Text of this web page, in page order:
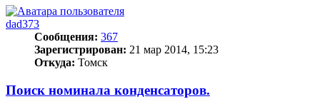
dad373
Сообщения: 367
Зарегистрирован: 21 мар 2014, 15:23
Откуда: Томск
Поиск номинала конденсаторов.